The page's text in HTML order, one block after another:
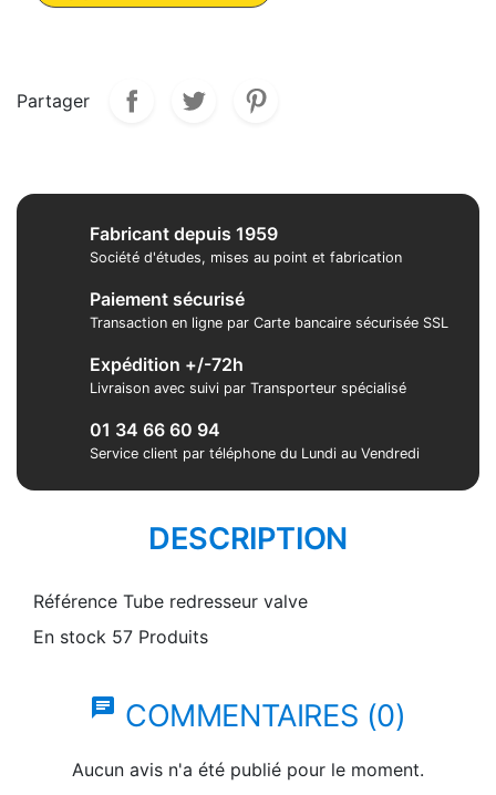
Partager
Fabricant depuis 1959
Société d'études, mises au point et fabrication
Paiement sécurisé
Transaction en ligne par Carte bancaire sécurisée SSL
Expédition +/-72h
Livraison avec suivi par Transporteur spécialisé
01 34 66 60 94
Service client par téléphone du Lundi au Vendredi
DESCRIPTION
Référence Tube redresseur valve
En stock 57 Produits
chat COMMENTAIRES (0)
Aucun avis n'a été publié pour le moment.